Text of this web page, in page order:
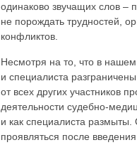
одинаково звучащих слов –
не порождать трудностей,
конфликтов.
Несмотря на то, что в
и специалиста
от всех других участников
деятельности судебно-
и как специалиста размыты.
проявляться после